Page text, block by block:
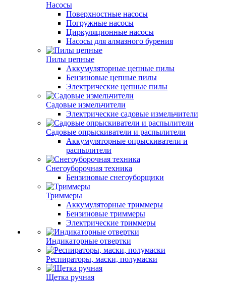
Насосы
Поверхностные насосы
Погружные насосы
Циркуляционные насосы
Насосы для алмазного бурения
Пилы цепные
Аккумуляторные цепные пилы
Бензиновые цепные пилы
Электрические цепные пилы
Садовые измельчители
Электрические садовые измельчители
Садовые опрыскиватели и распылители
Аккумуляторные опрыскиватели и
распылители
Снегоуборочная техника
Бензиновые снегоуборщики
Триммеры
Аккумуляторные триммеры
Бензиновые триммеры
Электрические триммеры
Индикаторные отвертки
Респираторы, маски, полумаски
Щетка ручная